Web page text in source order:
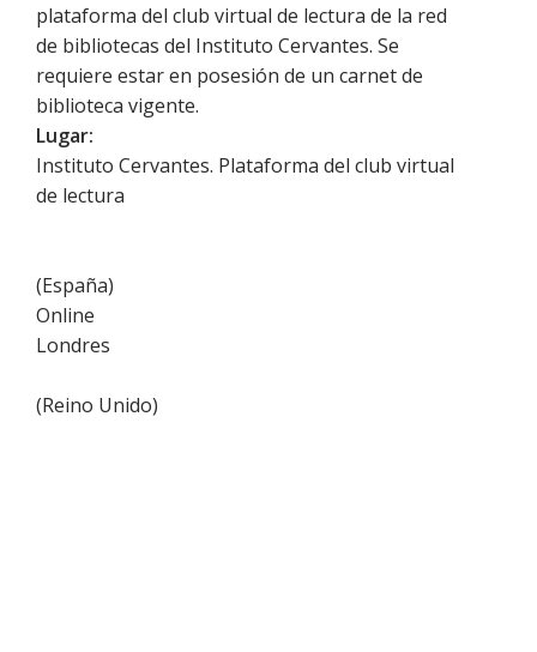
plataforma del club virtual de lectura de la red
de bibliotecas del Instituto Cervantes. Se
requiere estar en posesión de un carnet de
biblioteca vigente.
Lugar:
Instituto Cervantes. Plataforma del club virtual
de lectura
(España)
Online
Londres
(Reino Unido)